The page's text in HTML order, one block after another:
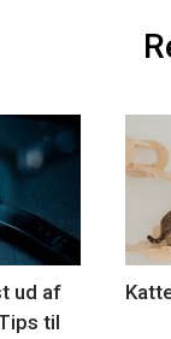
ud af
til